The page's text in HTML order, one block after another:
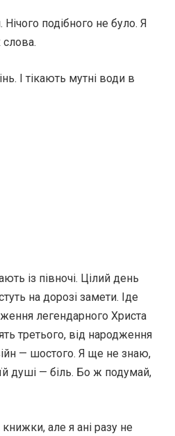
подібного не було. Я
слова.
І тікають мутні води в
із півночі. Цілий день
на дорозі замети. Іде
легендарного Христа
третього, від народження
— шостого. Я ще не знаю,
душі — біль. Бо ж подумай,
але я ані разу не